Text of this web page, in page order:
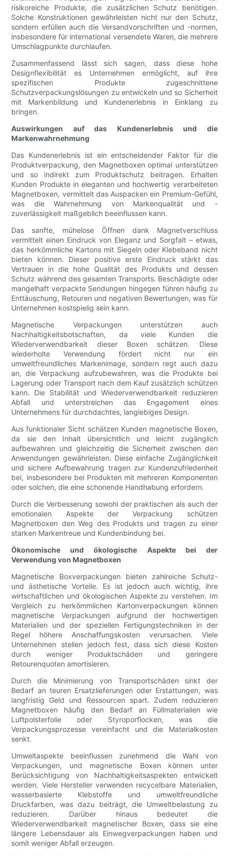
risikoreiche Produkte, die zusätzlichen Schutz benötigen.
Solche Konstruktionen gewährleisten nicht nur den Schutz,
sondern erfüllen auch die Versandvorschriften und -normen,
insbesondere für international versendete Waren, die mehrere
Umschlagpunkte durchlaufen.
Zusammenfassend lässt sich sagen, dass diese hohe
Designflexibilität es Unternehmen ermöglicht, auf ihre
spezifischen Produkte zugeschnittene
Schutzverpackungslösungen zu entwickeln und so Sicherheit
mit Markenbildung und Kundenerlebnis in Einklang zu
bringen.
Auswirkungen auf das Kundenerlebnis und die
Markenwahrnehmung
Das Kundenerlebnis ist ein entscheidender Faktor für die
Produktverpackung, den Magnetboxen optimal unterstützen
und so indirekt zum Produktschutz beitragen. Erhalten
Kunden Produkte in eleganten und hochwertig verarbeiteten
Magnetboxen, vermittelt das Auspacken ein Premium-Gefühl,
was die Wahrnehmung von Markenqualität und -
zuverlässigkeit maßgeblich beeinflussen kann.
Das sanfte, mühelose Öffnen dank Magnetverschluss
vermittelt einen Eindruck von Eleganz und Sorgfalt – etwas,
das herkömmliche Kartons mit Siegeln oder Klebeband nicht
bieten können. Dieser positive erste Eindruck stärkt das
Vertrauen in die hohe Qualität des Produkts und dessen
Schutz während des gesamten Transports. Beschädigte oder
mangelhaft verpackte Sendungen hingegen führen häufig zu
Enttäuschung, Retouren und negativen Bewertungen, was für
Unternehmen kostspielig sein kann.
Magnetische Verpackungen unterstützen auch
Nachhaltigkeitsbotschaften, da viele Kunden die
Wiederverwendbarkeit dieser Boxen schätzen. Diese
wiederholte Verwendung fördert nicht nur ein
umweltfreundliches Markenimage, sondern regt auch dazu
an, die Verpackung aufzubewahren, was die Produkte bei
Lagerung oder Transport nach dem Kauf zusätzlich schützen
kann. Die Stabilität und Wiederverwendbarkeit reduzieren
Abfall und unterstreichen das Engagement eines
Unternehmens für durchdachtes, langlebiges Design.
Aus funktionaler Sicht schätzen Kunden magnetische Boxen,
da sie den Inhalt übersichtlich und leicht zugänglich
aufbewahren und gleichzeitig die Sicherheit zwischen den
Anwendungen gewährleisten. Diese einfache Zugänglichkeit
und sichere Aufbewahrung tragen zur Kundenzufriedenheit
bei, insbesondere bei Produkten mit mehreren Komponenten
oder solchen, die eine schonende Handhabung erfordern.
Durch die Verbesserung sowohl der praktischen als auch der
emotionalen Aspekte der Verpackung schützen
Magnetboxen den Weg des Produkts und tragen zu einer
starken Markentreue und Kundenbindung bei.
Ökonomische und ökologische Aspekte bei der
Verwendung von Magnetboxen
Magnetische Boxverpackungen bieten zahlreiche Schutz-
und ästhetische Vorteile. Es ist jedoch auch wichtig, ihre
wirtschaftlichen und ökologischen Aspekte zu verstehen. Im
Vergleich zu herkömmlichen Kartonverpackungen können
magnetische Verpackungen aufgrund der hochwertigen
Materialien und der speziellen Fertigungstechniken in der
Regel höhere Anschaffungskosten verursachen. Viele
Unternehmen stellen jedoch fest, dass sich diese Kosten
durch weniger Produktschäden und geringere
Retourenquoten amortisieren.
Durch die Minimierung von Transportschäden sinkt der
Bedarf an teuren Ersatzlieferungen oder Erstattungen, was
langfristig Geld und Ressourcen spart. Zudem reduzieren
Magnetboxen häufig den Bedarf an Füllmaterialien wie
Luftpolsterfolie oder Styroporflocken, was die
Verpackungsprozesse vereinfacht und die Materialkosten
senkt.
Umweltaspekte beeinflussen zunehmend die Wahl von
Verpackungen, und magnetische Boxen können unter
Berücksichtigung von Nachhaltigkeitsaspekten entwickelt
werden. Viele Hersteller verwenden recycelbare Materialien,
wasserbasierte Klebstoffe und umweltfreundliche
Druckfarben, was dazu beiträgt, die Umweltbelastung zu
reduzieren. Darüber hinaus bedeutet die
Wiederverwendbarkeit magnetischer Boxen, dass sie eine
längere Lebensdauer als Einwegverpackungen haben und
somit weniger Abfall erzeugen.